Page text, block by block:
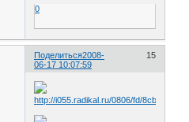
0
Поделиться 15
2008-
06-17 10:07:59